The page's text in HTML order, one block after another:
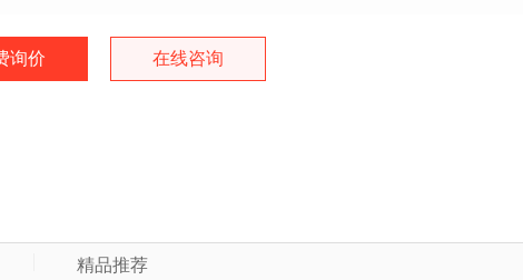
询价 在线咨询
精品推荐